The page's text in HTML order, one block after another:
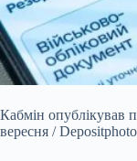
Кабмін опублікував
вересня /